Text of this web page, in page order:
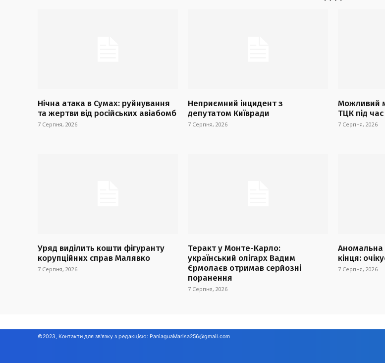
Нічна атака в Сумах: руйнування
та жертви від російських авіабомб
7 Серпня, 2026
Неприємний інцидент з
депутатом Київради
7 Серпня, 2026
Можливий
ТЦК під
7 Серпня, 2026
Уряд виділить кошти фігуранту
корупційних справ Малявко
7 Серпня, 2026
Теракт у Монте-Карло:
український олігарх Вадим
Єрмолаєв отримав серйозні
поранення
7 Серпня, 2026
Аномальна
кінця:
7 Серпня, 2026
©2023, Контакти для зв'язку з редакцією: PaniaguaMarisa256@gmail.com